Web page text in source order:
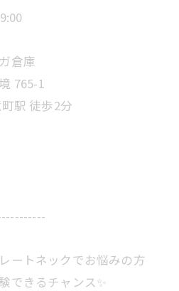
倉庫
765-1
駅 徒歩2分
ートネックでお悩みの方
できるチャンス✨